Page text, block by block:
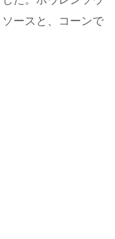
ースと、コーンで